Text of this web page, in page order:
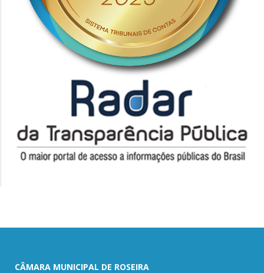
CÂMARA MUNICIPAL DE ROSEIRA